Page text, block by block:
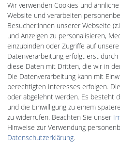
Batteriespeicher
PlentiSolar
Gebrauchtlicht
Wallbox24
DEYESOLAR
Lightech Connect
CardanLight Europe
FORTIMO LEDs
LED-RETROSHOP
MeinUSB
Impressum
Wir verwenden Cookies und
Website und verarbeiten
Besucher:innen unserer Webseite
und Anzeigen zu personalisieren,
einzubinden oder Zugriffe auf
Datenverarbeitung erfolgt erst
diese Daten mit Dritten, die wir in
Die Datenverarbeitung kann mit
berechtigten Interesses erfolgen.
oder abgelehnt werden. Es besteht
und die Einwilligung zu einem
zu widerrufen. Beachten Sie unser
Hinweise zur Verwendung
Daten­schutz­erklärung.